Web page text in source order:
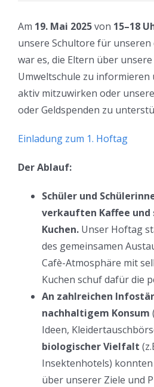
Am 19. Mai 2025von 15–18
unsere Schultore für unseren
war es, die Eltern über
Umweltschule zu informieren
aktiv mitzuwirken oder
oder Geldspenden zu
Einladung zum 1. Hoftag
Der Ablauf:
Schüler und
verkauften Kaffee und
Kuchen. Unser Hoftag
des gemeinsamen
Cafè-Atmosphäre mit
Kuchen schuf dafür die
An zahlreichen
nachhaltigem Konsum
Ideen,
biologischer Vielfalt
Insektenhotels)
über unserer Ziele und